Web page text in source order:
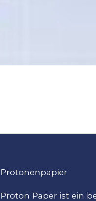
Protonenpapier
Proton Paper ist ein